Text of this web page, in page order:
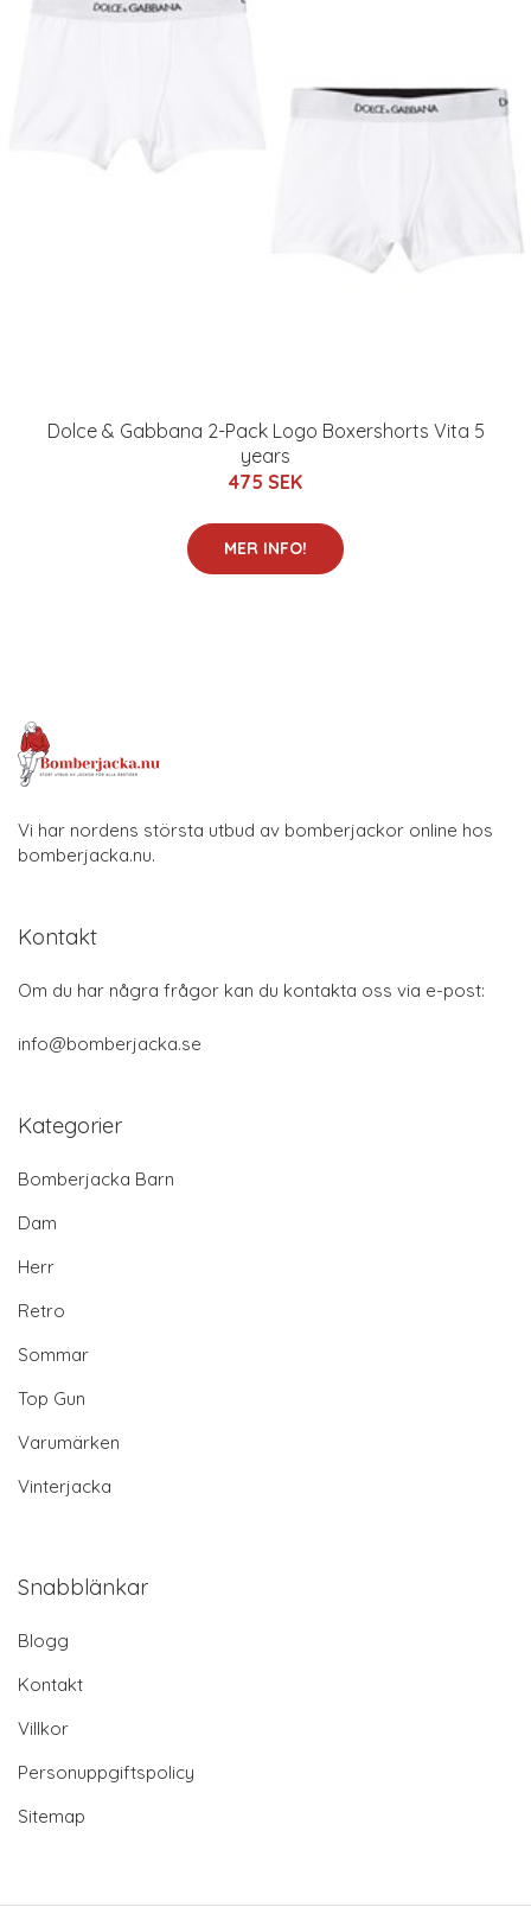
Dolce & Gabbana 2-Pack Logo Boxershorts Vita 5
years
475 SEK
MER INFO!
Vi har nordens största utbud av bomberjackor online hos
bomberjacka.nu.
Kontakt
Om du har några frågor kan du kontakta oss via e-post:
info@bomberjacka.se
Kategorier
Bomberjacka Barn
Dam
Herr
Retro
Sommar
Top Gun
Varumärken
Vinterjacka
Snabblänkar
Blogg
Kontakt
Villkor
Personuppgiftspolicy
Sitemap